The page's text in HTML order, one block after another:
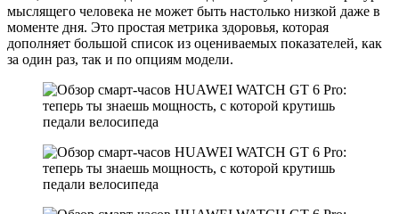
мыслящего человека не может быть настолько низкой даже в
моменте дня. Это простая метрика здоровья, которая
дополняет большой список из оцениваемых показателей, как
за один раз, так и по опциям модели.